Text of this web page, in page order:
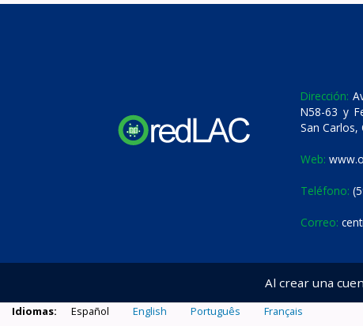
Dirección:
N58-63 y
San Carlos,
Web:
Teléfono:
Correo:
Al crear una
Idiomas: Español English Português Français